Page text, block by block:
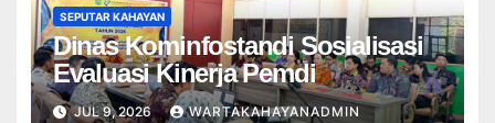
SEPUTAR KAHAYAN
Dinas Kominfostandi Sosialisasi
Evaluasi Kinerja Pemdi
JUL 9, 2026 WARTAKAHAYANADMIN